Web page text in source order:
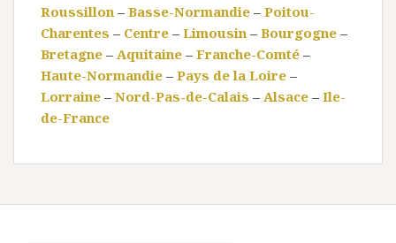
Roussillon – Basse-Normandie – Poitou-
Charentes – Centre – Limousin – Bourgogne –
Bretagne – Aquitaine – Franche-Comté –
Haute-Normandie – Pays de la Loire –
Lorraine – Nord-Pas-de-Calais – Alsace – Ile-
de-France